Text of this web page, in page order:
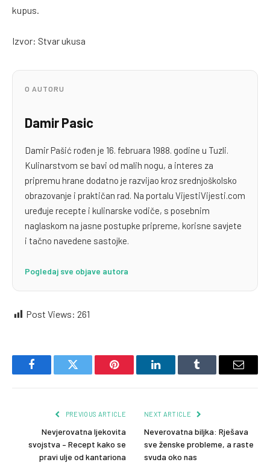
kupus.
Izvor: Stvar ukusa
O AUTORU
Damir Pasic
Damir Pašić rođen je 16. februara 1988. godine u Tuzli.
Kulinarstvom se bavi od malih nogu, a interes za
pripremu hrane dodatno je razvijao kroz srednjoškolsko
obrazovanje i praktičan rad. Na portalu VijestiVijesti.com
uređuje recepte i kulinarske vodiče, s posebnim
naglaskom na jasne postupke pripreme, korisne savjete
i tačno navedene sastojke.
Pogledaj sve objave autora
Post Views: 261
FacebookTwitter Pinterest LinkedInTumblr Email
PREVIOUS ARTICLE
Nevjerovatna ljekovita
svojstva – Recept kako se
pravi ulje od kantariona
NEXT ARTICLE
Neverovatna biljka: Rješava
sve ženske probleme, a raste
svuda oko nas